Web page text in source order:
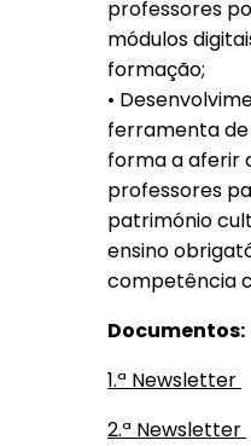
professores
módulos
formação;
•
ferramenta
forma a aferir
professores
património
ensino
competência
Documentos:
1.ª Newsletter
2.ª Newsletter